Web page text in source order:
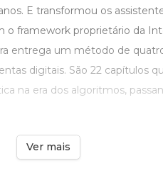
E transformou os
framework proprietário da
entrega um método de
digitais. São 22 capítulos
na era dos algoritmos,
Ver mais